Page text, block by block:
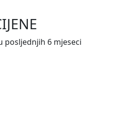
posljednjih 6 mjeseci